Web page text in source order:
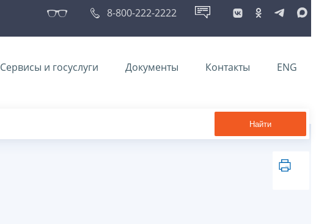
8-800-222-2222
Сервисы и госуслуги Документы Контакты ENG
Найти